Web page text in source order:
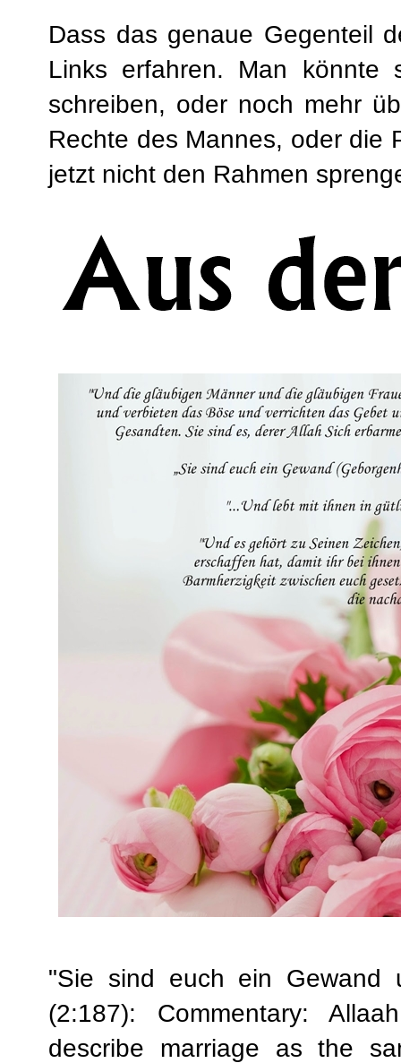
Dass das genaue Gegenteil
Links erfahren. Man
schreiben, oder noch mehr
Rechte des Mannes, oder die
jetzt nicht den Rahmen
"Sie sind euch ein Gewand
(2:187): Commentary:
describe marriage as the